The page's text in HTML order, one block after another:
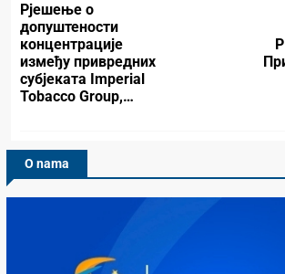
Рјешење о
допуштености
концентрације
између привредних
субјеката Imperial
Tobacco Group,…
O nama